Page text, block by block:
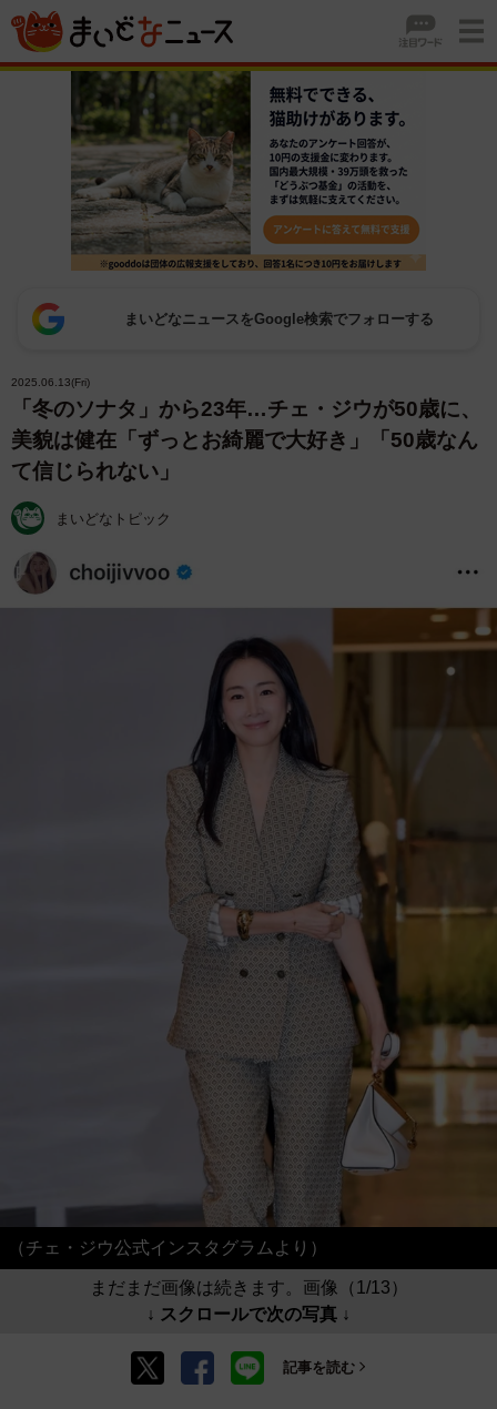
まいどなニュースをGoogle検索でフォローする
2025.06.13(Fri)
「冬のソナタ」から23年…チェ・ジウが50歳に、
美貌は健在「ずっとお綺麗で大好き」「50歳なん
て信じられない」
まいどなトピック
（チェ・ジウ公式インスタグラムより）
まだまだ画像は続きます。画像（1/13）
↓ スクロールで次の写真 ↓
記事を読む